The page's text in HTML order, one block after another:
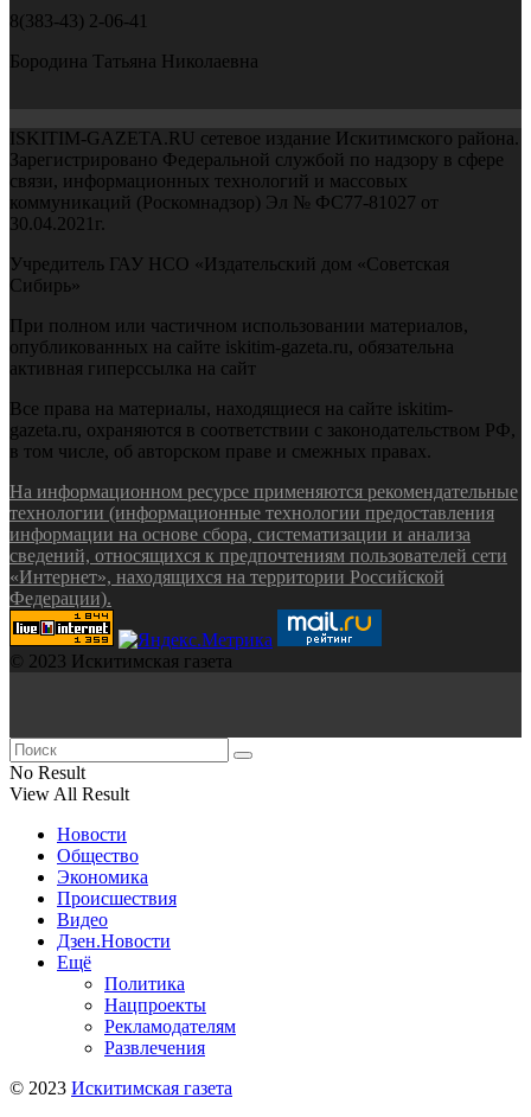
8(383-43) 2-06-41
Бородина Татьяна Николаевна
ISKITIM-GAZETA.RU сетевое издание Искитимского района.
Зарегистрировано Федеральной службой по надзору в сфере
связи, информационных технологий и массовых
коммуникаций (Роскомнадзор) Эл № ФС77-81027 от
30.04.2021г.
Учредитель ГАУ НСО «Издательский дом «Советская
Сибирь»
При полном или частичном использовании материалов,
опубликованных на сайте iskitim-gazeta.ru, обязательна
активная гиперссылка на сайт
Все права на материалы, находящиеся на сайте iskitim-
gazeta.ru, охраняются в соответствии с законодательством РФ,
в том числе, об авторском праве и смежных правах.
На информационном ресурсе применяются рекомендательные
технологии (информационные технологии предоставления
информации на основе сбора, систематизации и анализа
сведений, относящихся к предпочтениям пользователей сети
«Интернет», находящихся на территории Российской
Федерации).
© 2023 Искитимская газета
No Result
View All Result
Новости
Общество
Экономика
Происшествия
Видео
Дзен.Новости
Ещё
Политика
Нацпроекты
Рекламодателям
Развлечения
© 2023 Искитимская газета